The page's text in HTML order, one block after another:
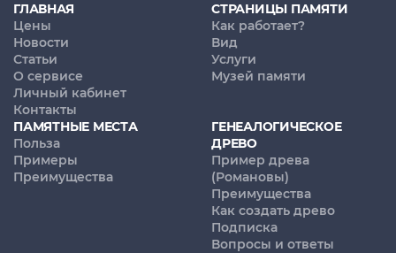
ГЛАВНАЯ
Цены
Новости
Статьи
О сервисе
Личный кабинет
Контакты
СТРАНИЦЫ ПАМЯТИ
Как работает?
Вид
Услуги
Музей памяти
ПАМЯТНЫЕ МЕСТА
Польза
Примеры
Преимущества
ГЕНЕАЛОГИЧЕСКОЕ
ДРЕВО
Пример древа
(Романовы)
Преимущества
Как создать древо
Подписка
Вопросы и ответы